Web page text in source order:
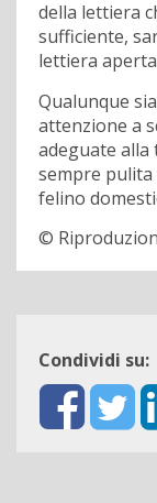
della lettiera
sufficiente,
lettiera
Qualunque
attenzione a
adeguate alla
sempre pulita
felino
©
Condividi su: